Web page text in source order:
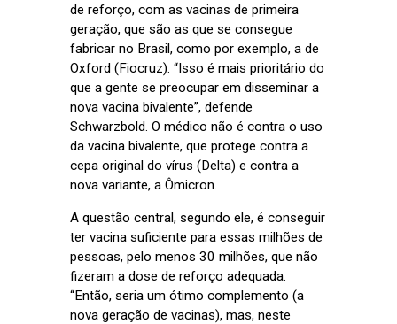
de reforço, com as vacinas de primeira
geração, que são as que se consegue
fabricar no Brasil, como por exemplo, a de
Oxford (Fiocruz). “Isso é mais prioritário do
que a gente se preocupar em disseminar a
nova vacina bivalente”, defende
Schwarzbold. O médico não é contra o uso
da vacina bivalente, que protege contra a
cepa original do vírus (Delta) e contra a
nova variante, a Ômicron.
A questão central, segundo ele, é conseguir
ter vacina suficiente para essas milhões de
pessoas, pelo menos 30 milhões, que não
fizeram a dose de reforço adequada.
“Então, seria um ótimo complemento (a
nova geração de vacinas), mas, neste